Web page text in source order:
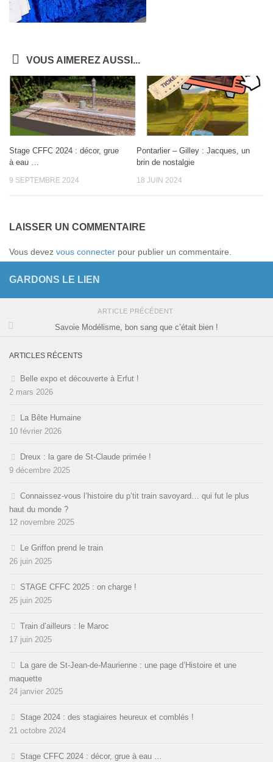
VOUS AIMEREZ AUSSI...
Stage CFFC 2024 : décor, grue
à eau …
9 SEPTEMBRE 2024
Pontarlier – Gilley : Jacques, un
brin de nostalgie
18 JUIN 2024
LAISSER UN COMMENTAIRE
Vous devez vous connecter pour publier un commentaire.
GARDONS LE LIEN
ARTICLE PRÉCÉDENT
Savoie Modélisme, bon sang que c’était bien !
ARTICLES RÉCENTS
Belle expo et découverte à Erfut !
2 mars 2026
La Bête Humaine
10 février 2026
Dreux : la gare de St-Claude primée !
9 décembre 2025
Connaissez-vous l’histoire du p’tit train savoyard… qui fut le plus
haut du monde ?
12 novembre 2025
Le Griffon prend le train
26 juin 2025
STAGE CFFC 2025 : on charge !
25 juin 2025
Train d’ailleurs : le Maroc
17 juin 2025
La gare de St-Jean-de-Maurienne : une page d’Histoire et une
maquette
24 janvier 2025
Stage 2024 : des stagiaires heureux et comblés !
21 octobre 2024
Stage CFFC 2024 : décor, grue à eau …